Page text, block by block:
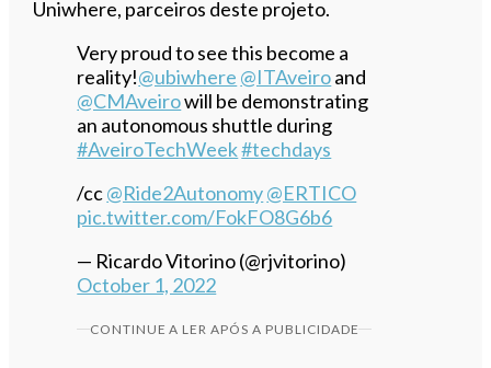
Uniwhere, parceiros deste projeto.
Very proud to see this become a
reality!@ubiwhere @ITAveiroand
@CMAveirowill be demonstrating
an autonomous shuttle during
#AveiroTechWeek#techdays
/cc@Ride2Autonomy@ERTICO
pic.twitter.com/FokFO8G6b6
— Ricardo Vitorino (@rjvitorino)
October 1, 2022
CONTINUE A LER APÓS A PUBLICIDADE